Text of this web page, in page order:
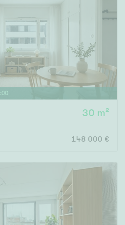
:00
30 m²
148 000 €